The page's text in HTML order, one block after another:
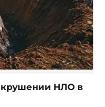
крушении НЛО в